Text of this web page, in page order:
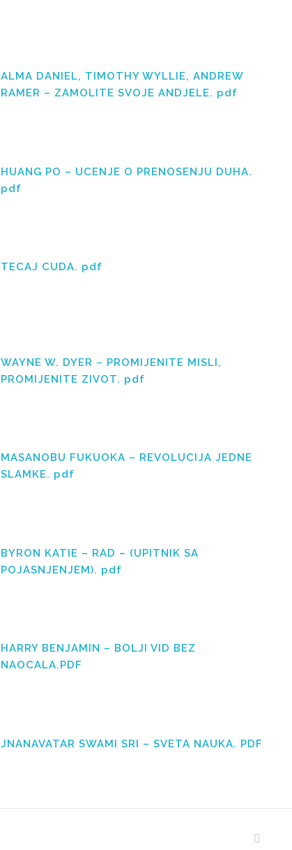
ALMA DANIEL, TIMOTHY WYLLIE, ANDREW
RAMER – ZAMOLITE SVOJE ANDJELE. pdf
HUANG PO – UCENJE O PRENOSENJU DUHA.
pdf
TECAJ CUDA. pdf
WAYNE W. DYER – PROMIJENITE MISLI,
PROMIJENITE ZIVOT. pdf
MASANOBU FUKUOKA – REVOLUCIJA JEDNE
SLAMKE. pdf
BYRON KATIE – RAD – (UPITNIK SA
POJASNJENJEM). pdf
HARRY BENJAMIN – BOLJI VID BEZ
NAOCALA.PDF
JNANAVATAR SWAMI SRI – SVETA NAUKA. PDF